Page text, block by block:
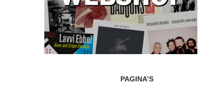
PAGINA’S